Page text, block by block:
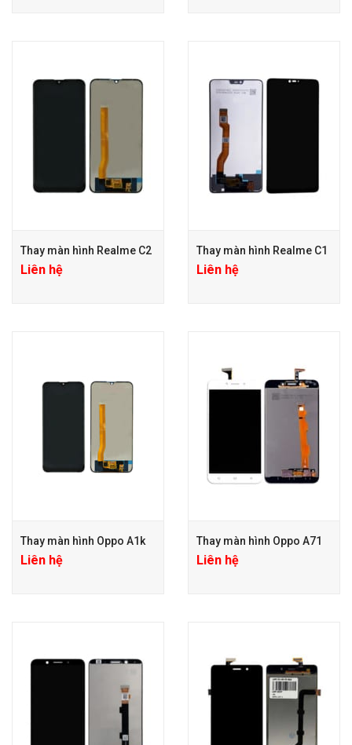
Thay màn hình Realme C2
Liên hệ
Thay màn hình Realme C1
Liên hệ
Thay màn hình Oppo A1k
Liên hệ
Thay màn hình Oppo A71
Liên hệ